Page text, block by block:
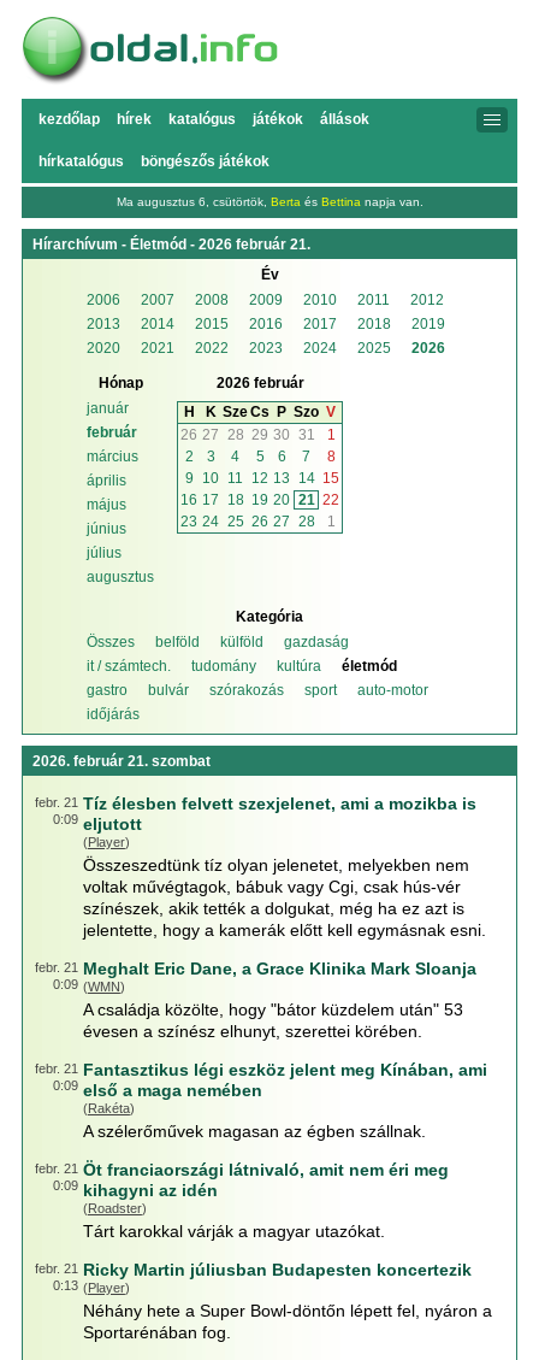
kezdőlap hírek katalógus játékok állások
hírkatalógus böngészős játékok
Ma augusztus 6, csütörtök, Berta és Bettina napja van.
Hírarchívum - Életmód - 2026 február 21.
Év
2006
2007 2008 2009 2010 2011
2012
2013
2014 2015 2016 2017 2018
2019
2020
2021 2022 2023 2024 2025 2026
Hónap
január
február
március
április
május
június
július
augusztus
2026 február
H
K SzeCs P Szo V
26 27 28 29 30 31
1
2
3 4 5 6 7
8
9
10 11 12 13 14 15
16 17 18 19 20 21 22
23 24 25 26 27 28 1
Kategória
Összes
belföld külföld
gazdaság
it / számtech.
tudomány kultúra
életmód
gastro
bulvár szórakozás sport
auto-motor
időjárás
2026. február 21. szombat
febr. 21
0:09
Tíz élesben felvett szexjelenet, ami a mozikba is
eljutott
(Player)
Összeszedtünk tíz olyan jelenetet, melyekben nem
voltak művégtagok, bábuk vagy Cgi, csak hús-vér
színészek, akik tették a dolgukat, még ha ez azt is
jelentette, hogy a kamerák előtt kell egymásnak esni.
febr. 21
0:09
Meghalt Eric Dane, a Grace Klinika Mark Sloanja
(WMN)
A családja közölte, hogy "bátor küzdelem után" 53
évesen a színész elhunyt, szerettei körében.
febr. 21
0:09
Fantasztikus légi eszköz jelent meg Kínában, ami
első a maga nemében
(Rakéta)
A szélerőművek magasan az égben szállnak.
febr. 21
0:09
Öt franciaországi látnivaló, amit nem éri meg
kihagyni az idén
(Roadster)
Tárt karokkal várják a magyar utazókat.
febr. 21
0:13
Ricky Martin júliusban Budapesten koncertezik
(Player)
Néhány hete a Super Bowl-döntőn lépett fel, nyáron a
Sportarénában fog.